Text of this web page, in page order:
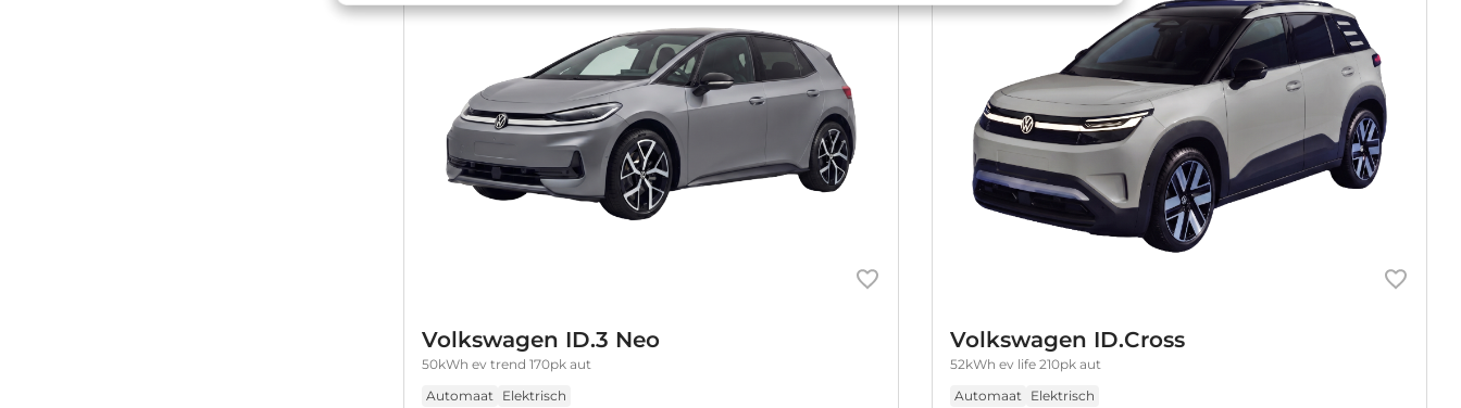
Volkswagen ID.3 Neo
50kWh ev trend 170pk aut
Automaat
Elektrisch
Volkswagen ID.Cross
52kWh ev life 210pk aut
Automaat
Elektrisch